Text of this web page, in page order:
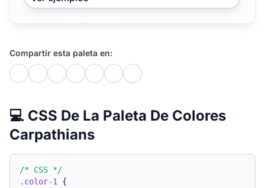
Compartir esta paleta en:
💻 CSS De La Paleta De Colores
Carpathians
/* CSS */
.color-1
{